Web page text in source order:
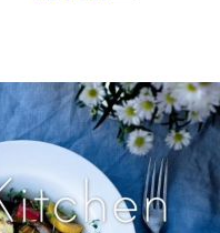
ー
ス
ト
ト
マ
ト
と